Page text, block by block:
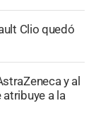
Clio quedó
y al
a la